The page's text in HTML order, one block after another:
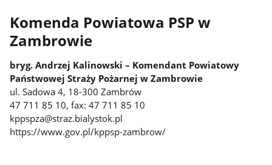
Komenda Powiatowa PSP w
Zambrowie
bryg. Andrzej Kalinowski – Komendant Powiatowy
Państwowej Straży Pożarnej w Zambrowie
ul. Sadowa 4, 18-300 Zambrów
47 711 85 10, fax: 47 711 85 10
kppspza@straz.bialystok.pl
https://www.gov.pl/kppsp-zambrow/